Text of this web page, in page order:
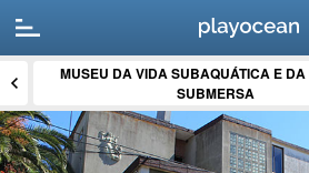
MUSEU DA VIDA SUBAQUÁTICA E DA
SUBMERSA